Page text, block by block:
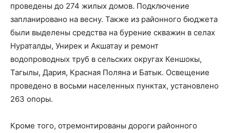
проведены до 274 жилых домов. Подключение
запланировано на весну. Также из районного бюджета
были выделены средства на бурение скважин в селах
Нураталды, Унирек и Акшатау и ремонт
водопроводных труб в сельских округах Кеншокы,
Тагылы, Дария, Красная Поляна и Батык. Освещение
проведено в восьми населенных пунктах, установлено
263 опоры.
Кроме того, отремонтированы дороги районного